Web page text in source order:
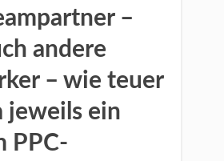
–
andere
– wie teuer
jeweils ein
PPC-